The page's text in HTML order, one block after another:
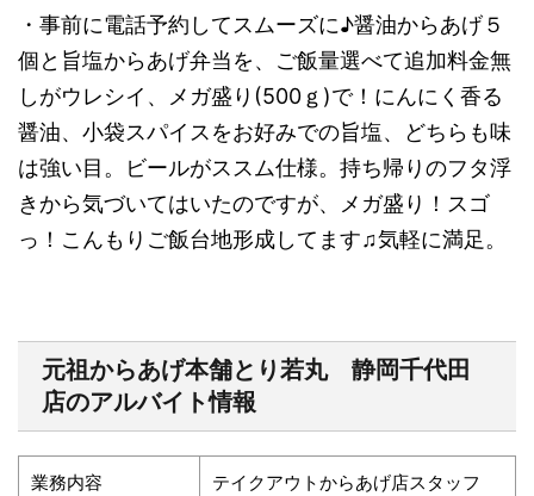
・事前に電話予約してスムーズに♪醤油からあげ５
個と旨塩からあげ弁当を、ご飯量選べて追加料金無
しがウレシイ、メガ盛り (500 ｇ )で！にんにく香る
醤油、小袋スパイスをお好みでの旨塩、どちらも味
は強い目。ビールがススム仕様。持ち帰りのフタ浮
きから気づいてはいたのですが、メガ盛り！スゴ
っ！こんもりご飯台地形成してます♫気軽に満足。
元祖からあげ本舗とり若丸 静岡千代田
店のアルバイト情報
業務内容 テイクアウトからあげ店スタッフ